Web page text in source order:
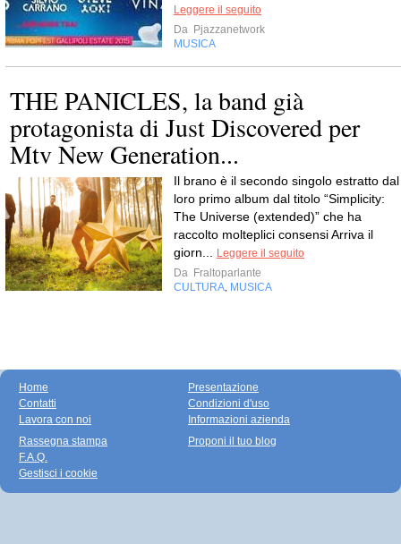
Leggere il seguito
Da Pjazzanetwork
MUSICA
THE PANICLES, la band già
protagonista di Just Discovered per
Mtv New Generation...
Il brano è il secondo singolo estratto dal
loro primo album dal titolo “Simplicity:
The Universe (extended)” che ha
raccolto molteplici consensi Arriva il
giorn... Leggere il seguito
Da Fraltoparlante
CULTURA, MUSICA
Home
Contatti
Lavora con noi
Presentazione
Condizioni d'uso
Informazioni azienda
Rassegna stampa
F.A.Q.
Gestisci i cookie
Proponi il tuo blog